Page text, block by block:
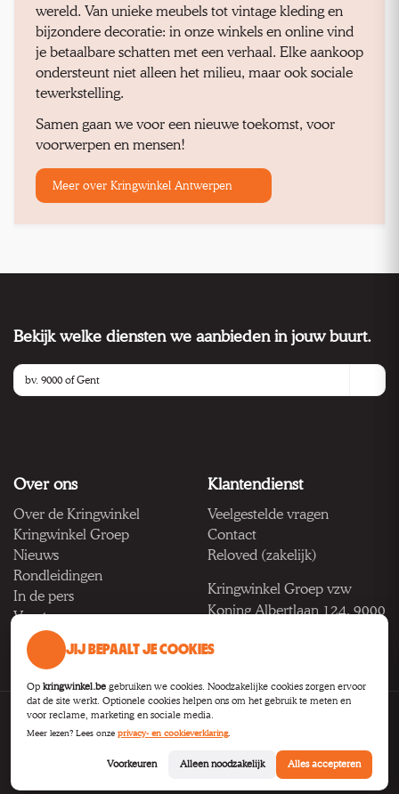
wereld. Van unieke meubels tot vintage kleding en
bijzondere decoratie: in onze winkels en online vind
je betaalbare schatten met een verhaal. Elke aankoop
ondersteunt niet alleen het milieu, maar ook sociale
tewerkstelling.
Samen gaan we voor een nieuwe toekomst, voor
voorwerpen en mensen!
Meer over Kringwinkel Antwerpen
Bekijk welke diensten we aanbieden in jouw buurt.
Over ons
Over de Kringwinkel
Kringwinkel Groep
Nieuws
Rondleidingen
In de pers
Vacatures
Klantendienst
Veelgestelde vragen
Contact
Reloved (zakelijk)
Kringwinkel Groep vzw
Koning Albertlaan 124, 9000
BTW BE 1033.922.208
Kringwinkel Groep VZW.
PrivacyVoorwaardenToegankelijkheid
B2B
JIJ BEPAALT JE COOKIES
Op kringwinkel.be gebruiken we cookies. Noodzakelijke cookies zorgen ervoor
dat de site werkt. Optionele cookies helpen ons om het gebruik te meten en
voor reclame, marketing en sociale media.
Meer lezen? Lees onze privacy- en cookieverklaring.
Voorkeuren Alleen noodzakelijk Alles accepteren